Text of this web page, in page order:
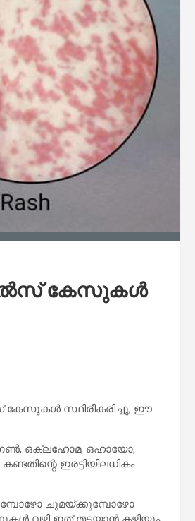
കേസുകൾ
കേസുകൾ സ്ഥിരീകരിച്ചു, ഈ
ഒക്ലഹോമ, ഒഹായോ,
ഇരട്ടിയിലധികം
ചുമയ്ക്കുമ്പോഴോ